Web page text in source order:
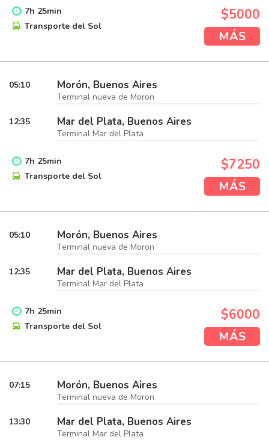
7h 25min
Transporte del Sol
$5000
MÁS
05:10 Morón, Buenos Aires
Terminal nueva de Moron
12:35 Mar del Plata, Buenos Aires
Terminal Mar del Plata
7h 25min
Transporte del Sol
$7250
MÁS
05:10 Morón, Buenos Aires
Terminal nueva de Moron
12:35 Mar del Plata, Buenos Aires
Terminal Mar del Plata
7h 25min
Transporte del Sol
$6000
MÁS
07:15 Morón, Buenos Aires
Terminal nueva de Moron
13:30 Mar del Plata, Buenos Aires
Terminal Mar del Plata